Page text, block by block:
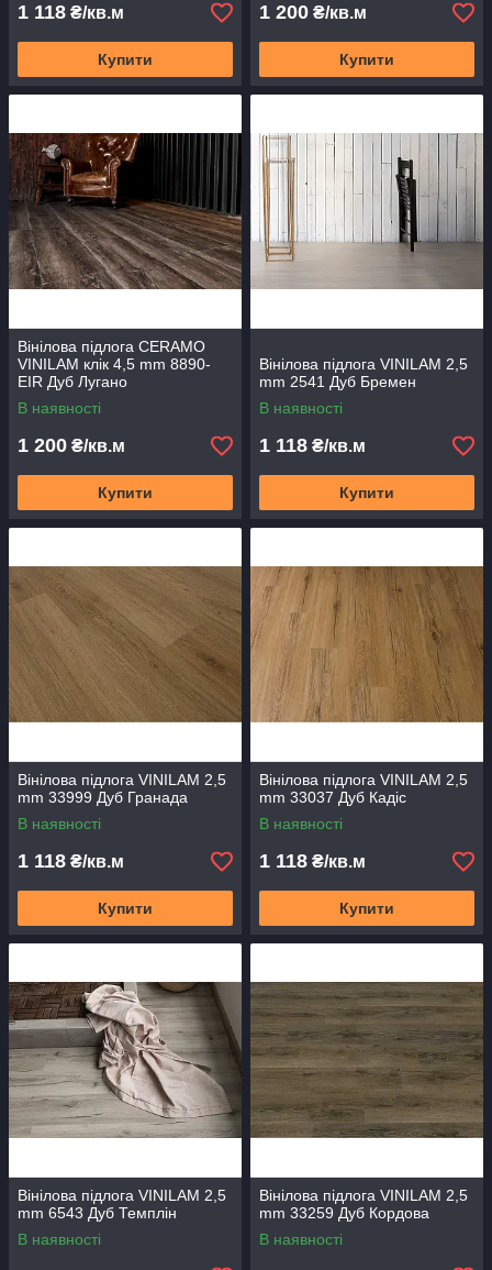
1 118 ₴/кв.м
Купити
1 200 ₴/кв.м
Купити
Вінілова підлога CERAMO
VINILAM клік 4,5 mm 8890-
EIR Дуб Лугано
В наявності
1 200 ₴/кв.м
Купити
Вінілова підлога VINILAM 2,5
mm 2541 Дуб Бремен
В наявності
1 118 ₴/кв.м
Купити
Вінілова підлога VINILAM 2,5
mm 33999 Дуб Гранада
В наявності
1 118 ₴/кв.м
Купити
Вінілова підлога VINILAM 2,5
mm 33037 Дуб Кадіс
В наявності
1 118 ₴/кв.м
Купити
Вінілова підлога VINILAM 2,5
mm 6543 Дуб Темплін
В наявності
Вінілова підлога VINILAM 2,5
mm 33259 Дуб Кордова
В наявності